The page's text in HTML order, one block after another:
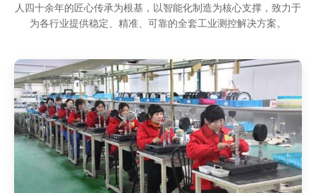
人四十余年的匠心传承为根基，以智能化制造为核心支撑，致力于
为各行业提供稳定、精准、可靠的全套工业测控解决方案。